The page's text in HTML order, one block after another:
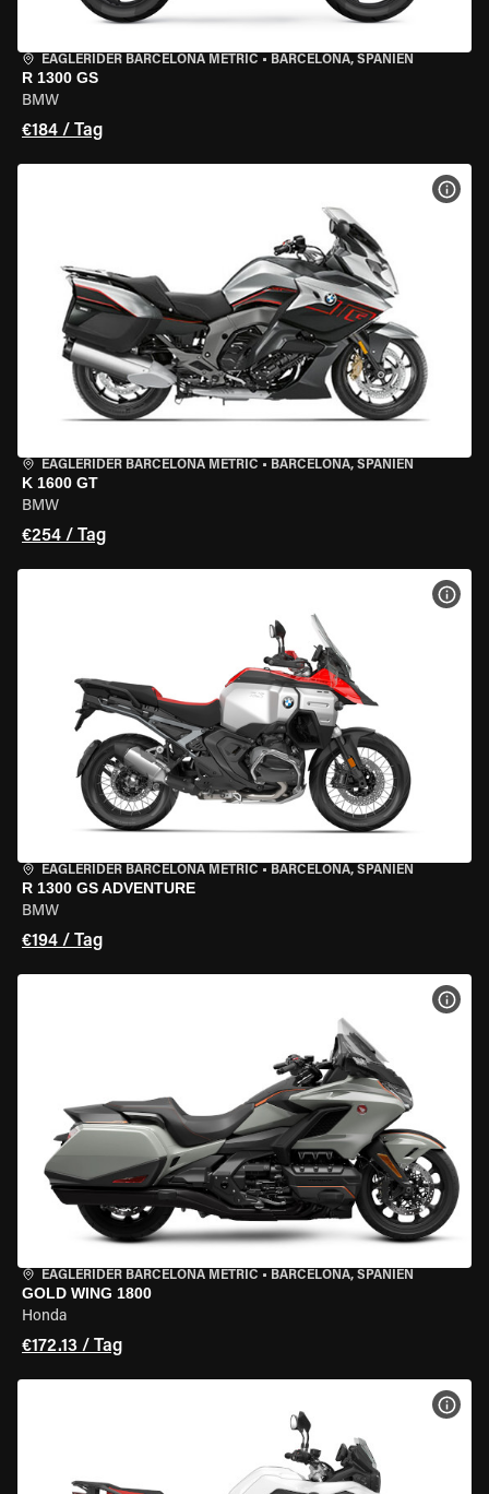
EAGLERIDER BARCELONA METRIC • BARCELONA, SPANIEN
R 1300 GS
BMW
€184 / Tag
EAGLERIDER BARCELONA METRIC • BARCELONA, SPANIEN
K 1600 GT
BMW
€254 / Tag
EAGLERIDER BARCELONA METRIC • BARCELONA, SPANIEN
R 1300 GS ADVENTURE
BMW
€194 / Tag
EAGLERIDER BARCELONA METRIC • BARCELONA, SPANIEN
GOLD WING 1800
Honda
€172.13 / Tag